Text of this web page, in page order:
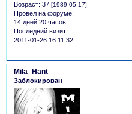
Возраст: 37 [1989-05-17]
Провел на форуме:
14 дней 20 часов
Последний визит:
2011-01-26 16:11:32
Mila_Hant
Заблокирован